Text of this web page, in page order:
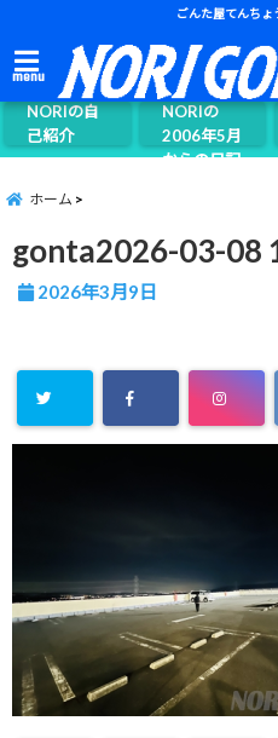
ごんた屋てんち
menu
NORIの自
己紹介
ごんた屋て
んちょう
NORIの
2006年5月
からの日記
ホーム
gonta2026-03-08
2026年3月9日